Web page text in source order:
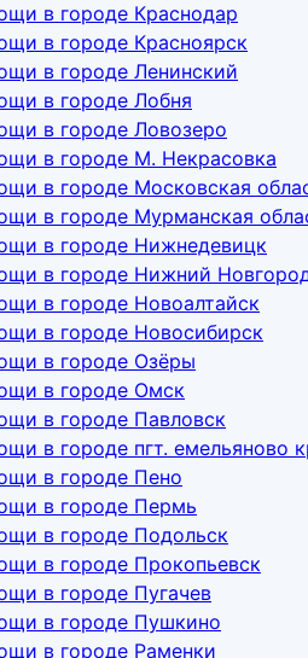
в городе Краснодар
в городе Красноярск
в городе Ленинский
в городе Лобня
в городе Ловозеро
в городе М. Некрасовка
в городе Московская
в городе Мурманская
в городе Нижнедевицк
в городе Нижний
в городе Новоалтайск
в городе Новосибирск
в городе Озёры
в городе Омск
в городе Павловск
в городе пгт. емельяново
в городе Пено
в городе Пермь
в городе Подольск
в городе Прокопьевск
в городе Пугачев
в городе Пушкино
в городе Раменки